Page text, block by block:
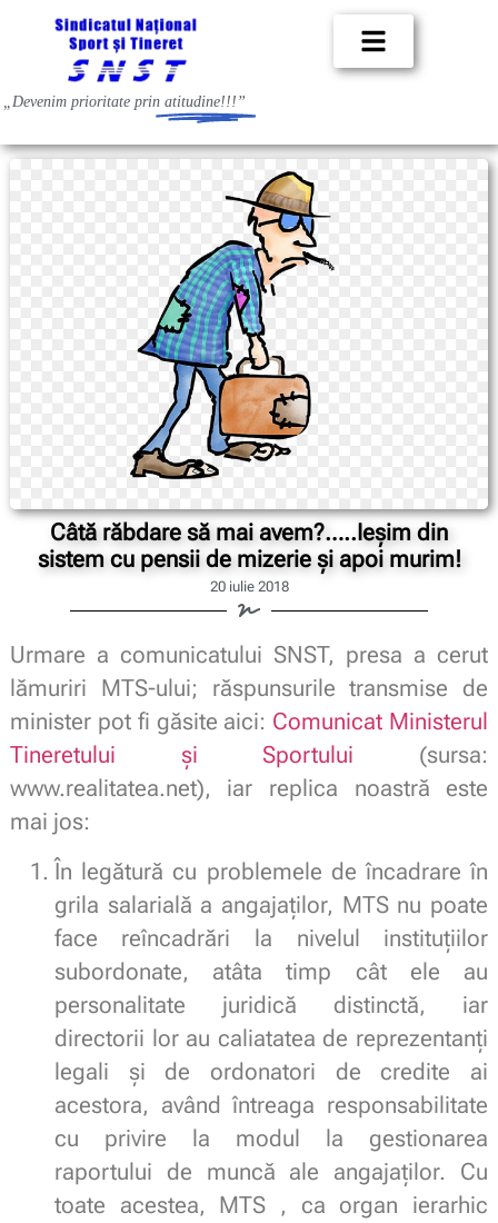
„Devenim prioritate prin atitudine!!!”
Câtă răbdare să mai avem?…..Ieșim din
sistem cu pensii de mizerie și apoi murim!
20 iulie 2018
Urmare a comunicatului SNST, presa a cerut
lămuriri MTS-ului; răspunsurile transmise de
minister pot fi găsite aici: Comunicat Ministerul
Tineretului și Sportului (sursa:
www.realitatea.net), iar replica noastră este
mai jos:
În legătură cu problemele de încadrare în
grila salarială a angajaţilor, MTS nu poate
face reîncadrări la nivelul instituţiilor
subordonate, atâta timp cât ele au
personalitate juridică distinctă, iar
directorii lor au caliatatea de reprezentanţi
legali şi de ordonatori de credite ai
acestora, având întreaga responsabilitate
cu privire la modul la gestionarea
raportului de muncă ale angajaţilor. Cu
toate acestea, MTS , ca organ ierarhic